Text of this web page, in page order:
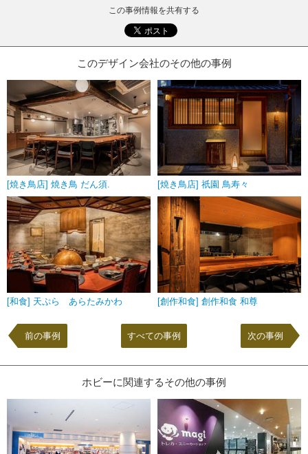
この事例情報を共有する
このデザイン会社のその他の事例
[焼き鳥店] 焼き鳥 だん須. [焼き鳥店] 祇園 鳥寿々
[和食] 天ぷら あらたみかわ [創作和食] 創作和食 和尊
前の事例 次の事例
すべての事例
ホビーに関連するその他の事例